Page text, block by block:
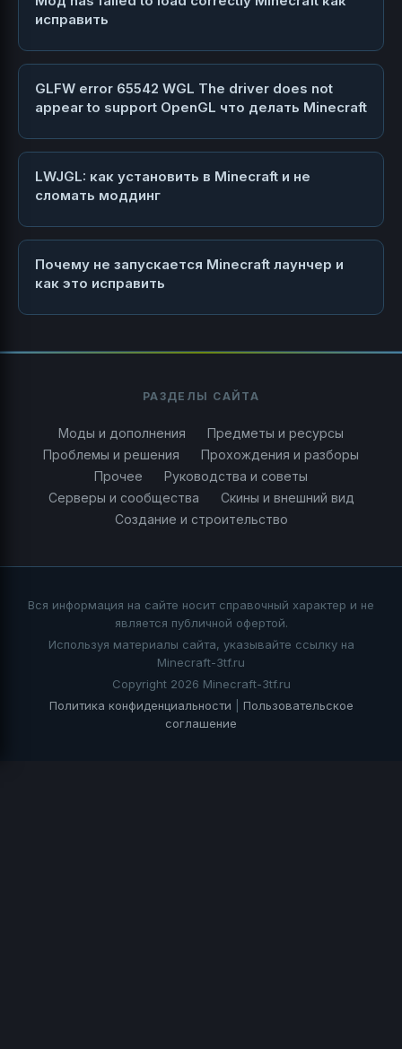
исправить
GLFW error 65542 WGL The driver does not
appear to support OpenGL что делать Minecraft
LWJGL: как установить в Minecraft и не
сломать моддинг
Почему не запускается Minecraft лаунчер и
как это исправить
РАЗДЕЛЫ САЙТА
Моды и дополнения
Предметы и ресурсы
Проблемы и решения
Прохождения и разборы
Прочее
Руководства и советы
Серверы и сообщества
Скины и внешний вид
Создание и строительство
Вся информация на сайте носит справочный характер и не
является публичной офертой.
Используя материалы сайта, указывайте ссылку на
Minecraft-3tf.ru
Copyright 2026 Minecraft-3tf.ru
Политика конфиденциальности
Пользовательское
соглашение